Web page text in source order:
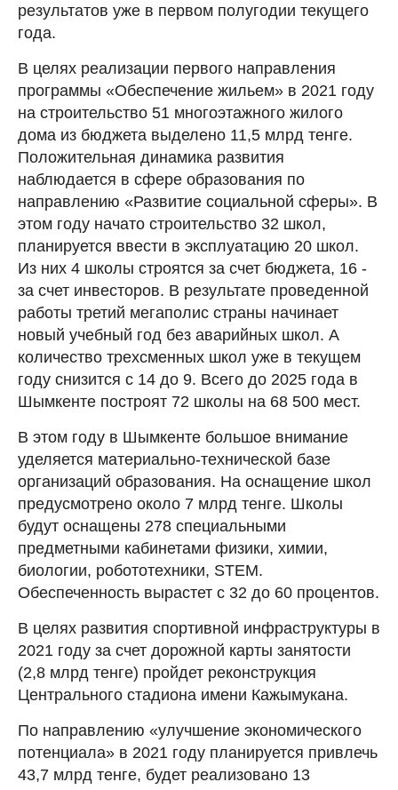
результатов уже в первом полугодии текущего
года.
В целях реализации первого направления
программы «Обеспечение жильем» в 2021 году
на строительство 51 многоэтажного жилого
дома из бюджета выделено 11,5 млрд тенге.
Положительная динамика развития
наблюдается в сфере образования по
направлению «Развитие социальной сферы». В
этом году начато строительство 32 школ,
планируется ввести в эксплуатацию 20 школ.
Из них 4 школы строятся за счет бюджета, 16 -
за счет инвесторов. В результате проведенной
работы третий мегаполис страны начинает
новый учебный год без аварийных школ. А
количество трехсменных школ уже в текущем
году снизится с 14 до 9. Всего до 2025 года в
Шымкенте построят 72 школы на 68 500 мест.
В этом году в Шымкенте большое внимание
уделяется материально-технической базе
организаций образования. На оснащение школ
предусмотрено около 7 млрд тенге. Школы
будут оснащены 278 специальными
предметными кабинетами физики, химии,
биологии, робототехники, SТЕМ.
Обеспеченность вырастет с 32 до 60 процентов.
В целях развития спортивной инфраструктуры в
2021 году за счет дорожной карты занятости
(2,8 млрд тенге) пройдет реконструкция
Центрального стадиона имени Кажымукана.
По направлению «улучшение экономического
потенциала» в 2021 году планируется привлечь
43,7 млрд тенге, будет реализовано 13